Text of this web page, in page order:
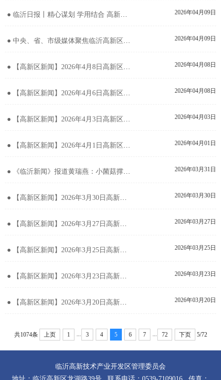
● 临沂日报丨精心谋划 学用结合 高新区学习教育有力有序开展 2026年04月09日
● 中央、省、市级媒体聚焦临沂高新区清明祭英烈活动 2026年04月09日
● 【高新区新闻】2026年4月8日高新区新闻 2026年04月08日
● 【高新区新闻】2026年4月6日高新区新闻 2026年04月08日
● 【高新区新闻】2026年4月3日高新区新闻 2026年04月03日
● 【高新区新闻】2026年4月1日高新区新闻 2026年04月01日
● 《临沂新闻》报道黄瑞燕：小菌菇撑起共富半边天 2026年03月31日
● 【高新区新闻】2026年3月30日高新区新闻 2026年03月30日
● 【高新区新闻】2026年3月27日高新区新闻 2026年03月27日
● 【高新区新闻】2026年3月25日高新区新闻 2026年03月25日
● 【高新区新闻】2026年3月23日高新区新闻 2026年03月23日
● 【高新区新闻】2026年3月20日高新区新闻 2026年03月20日
共1074条 上页 1 ... 3 4 5 6 7 ... 72 下页 5/72
临沂高新技术产业开发区管理委员会